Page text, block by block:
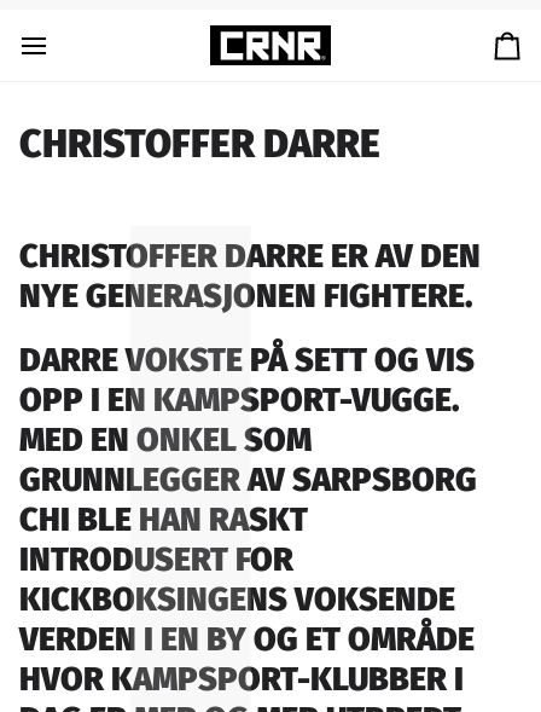
CHRISTOFFER DARRE
CHRISTOFFER DARRE ER AV DEN
NYE GENERASJONEN FIGHTERE.
DARRE VOKSTE PÅ SETT OG VIS
OPP I EN KAMPSPORT-VUGGE.
MED EN ONKEL SOM
GRUNNLEGGER AV SARPSBORG
CHI BLE HAN RASKT
INTRODUSERT FOR
KICKBOKSINGENS VOKSENDE
VERDEN I EN BY OG ET OMRÅDE
HVOR KAMPSPORT-KLUBBER I